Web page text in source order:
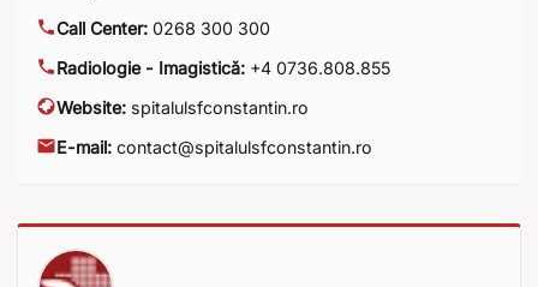
Call Center: 0268 300 300
Radiologie - Imagistică: +4 0736.808.855
Website: spitalulsfconstantin.ro
E-mail: contact@spitalulsfconstantin.ro